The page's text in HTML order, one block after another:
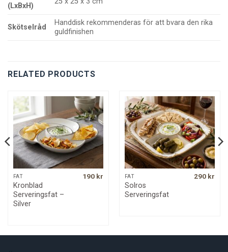
(LxBxH)
Skötselråd
Handdisk rekommenderas för att bvara den rika
guldfinishen
RELATED PRODUCTS
FAT
Kronblad
Serveringsfat –
Silver
190 kr FAT
Solros
Serveringsfat
290 kr